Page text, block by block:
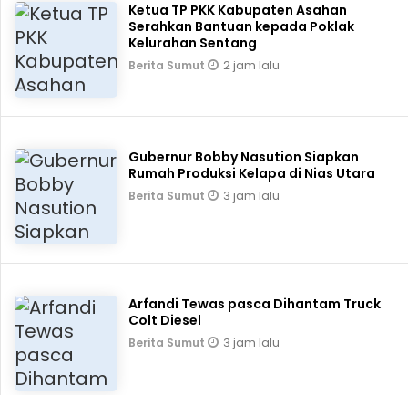
Ketua TP PKK Kabupaten Asahan
Serahkan Bantuan kepada Poklak
Kelurahan Sentang
Berita Sumut 2 jam lalu
Gubernur Bobby Nasution Siapkan
Rumah Produksi Kelapa di Nias Utara
Berita Sumut 3 jam lalu
Arfandi Tewas pasca Dihantam Truck
Colt Diesel
Berita Sumut 3 jam lalu